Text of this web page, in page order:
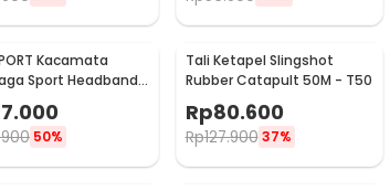
Kacamata
Sport Headband
50%
Tali Ketapel Slingshot
Rubber Catapult 50M - T50
Rp80.600
Rp127.900 37%